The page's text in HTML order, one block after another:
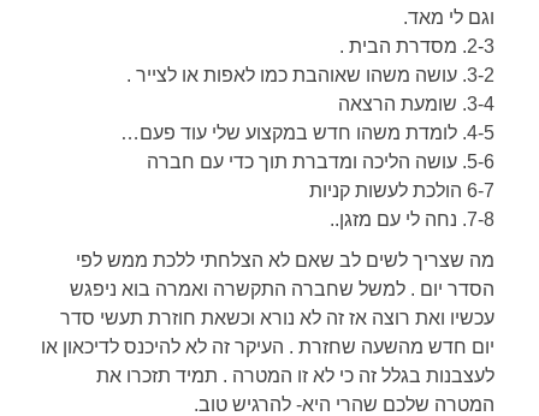
וגם לי מאד.
2-3. מסדרת הבית .
3-2. עושה משהו שאוהבת כמו לאפות או לצייר .
3-4. שומעת הרצאה
4-5. לומדת משהו חדש במקצוע שלי עוד פעם…
5-6. עושה הליכה ומדברת תוך כדי עם חברה
6-7 הולכת לעשות קניות
7-8. נחה לי עם מזגן..
מה שצריך לשים לב שאם לא הצלחתי ללכת ממש לפי
הסדר יום . למשל שחברה התקשרה ואמרה בוא ניפגש
עכשיו ואת רוצה אז זה לא נורא וכשאת חוזרת תעשי סדר
יום חדש מהשעה שחזרת . העיקר זה לא להיכנס לדיכאון או
לעצבנות בגלל זה כי לא זו המטרה . תמיד תזכרו את
המטרה שלכם שהרי היא- להרגיש טוב.